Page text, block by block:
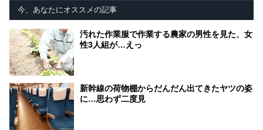
今、あなたにオススメの記事
汚れた作業服で作業する農家の男性を見た、女
性3人組が…えっ
新幹線の荷物棚からだんだん出てきたヤツの姿
に…思わず二度見